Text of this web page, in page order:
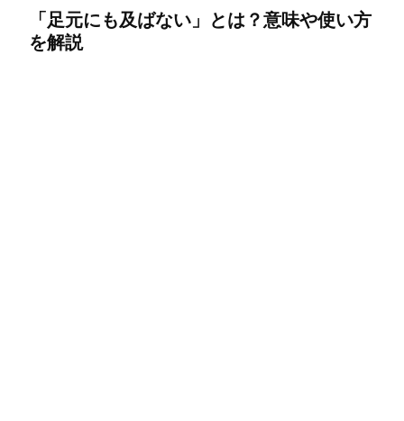
「足元にも及ばない」とは？意味や使い方
を解説